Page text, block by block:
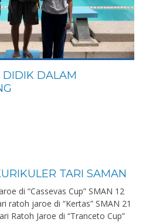
DIDIK DALAM
TARI SAMAN
di “Cassevas Cup” SMAN 12
ratoh jaroe di “Kertas” SMAN 21
Ratoh Jaroe di “Tranceto Cup”